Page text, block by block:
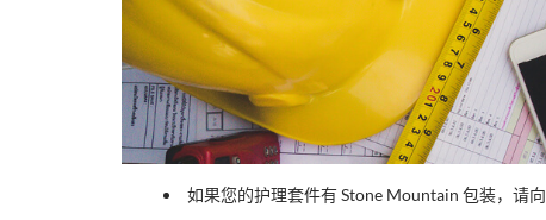
如果您的护理套件有 Stone Mountain 包装，请向